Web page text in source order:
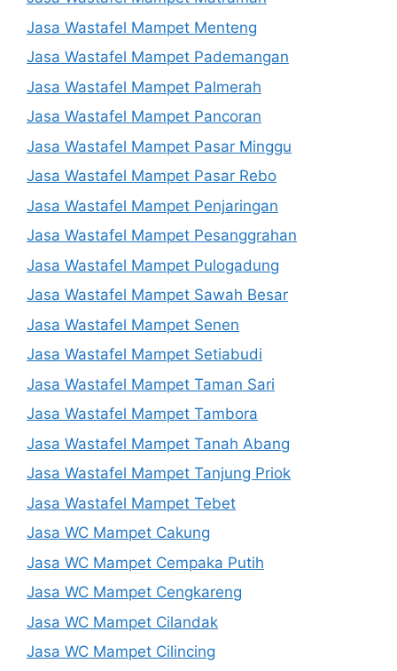
Jasa Wastafel Mampet Menteng
Jasa Wastafel Mampet Pademangan
Jasa Wastafel Mampet Palmerah
Jasa Wastafel Mampet Pancoran
Jasa Wastafel Mampet Pasar Minggu
Jasa Wastafel Mampet Pasar Rebo
Jasa Wastafel Mampet Penjaringan
Jasa Wastafel Mampet Pesanggrahan
Jasa Wastafel Mampet Pulogadung
Jasa Wastafel Mampet Sawah Besar
Jasa Wastafel Mampet Senen
Jasa Wastafel Mampet Setiabudi
Jasa Wastafel Mampet Taman Sari
Jasa Wastafel Mampet Tambora
Jasa Wastafel Mampet Tanah Abang
Jasa Wastafel Mampet Tanjung Priok
Jasa Wastafel Mampet Tebet
Jasa WC Mampet Cakung
Jasa WC Mampet Cempaka Putih
Jasa WC Mampet Cengkareng
Jasa WC Mampet Cilandak
Jasa WC Mampet Cilincing